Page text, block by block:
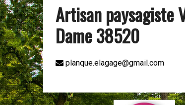
Artisan paysagiste
Dame 38520
planque.elagage@gmail.com